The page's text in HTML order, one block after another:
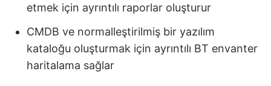
etmek için ayrıntılı raporlar oluşturur
CMDB ve normalleştirilmiş bir yazılım
kataloğu oluşturmak için ayrıntılı BT envanter
haritalama sağlar